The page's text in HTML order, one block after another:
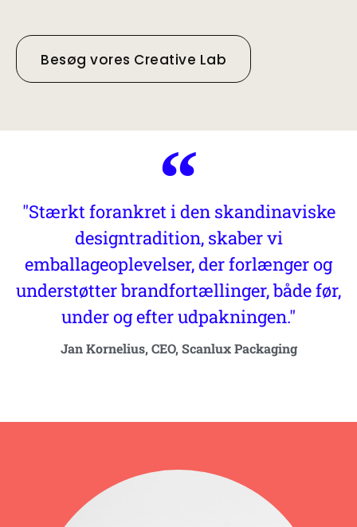
Besøg vores Creative Lab
"Stærkt forankret i den skandinaviske
designtradition, skaber vi
emballageoplevelser, der forlænger og
understøtter brandfortællinger, både før,
under og efter udpakningen."
Jan Kornelius, CEO, Scanlux Packaging